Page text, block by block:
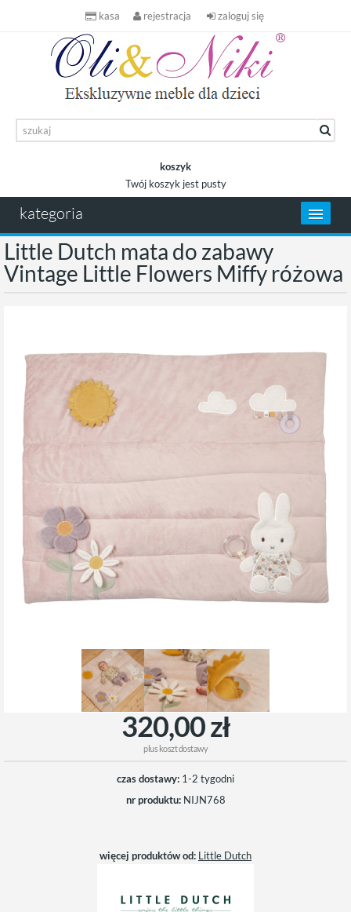
kasa rejestracja zaloguj się
koszyk
Twój koszyk jest pusty
kategoria
Little Dutch mata do zabawy
Vintage Little Flowers Miffy różowa
320,00 zł
pluskoszt dostawy
czas dostawy: 1-2 tygodni
nr produktu:NIJN768
więcej produktów od: Little Dutch